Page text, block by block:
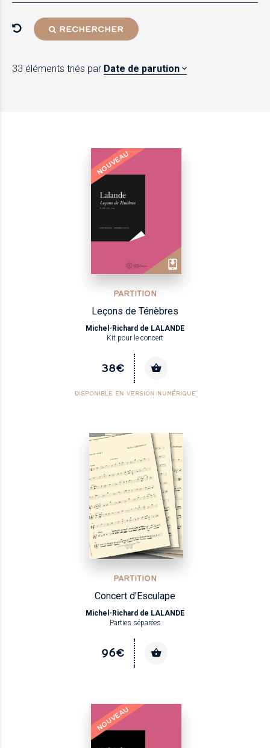
RECHERCHER
33 éléments triés par Date de parution
NOUVEAU
PARTITION
Leçons de Ténèbres
Michel-Richard de LALANDE
Kit pour le concert
38€
DISPONIBLE EN VERSION NUMÉRIQUE
PARTITION
Concert d'Esculape
Michel-Richard de LALANDE
Parties séparées
96€
NOUVEAU